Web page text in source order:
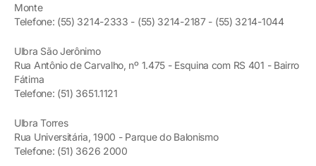
Monte
Telefone: (55) 3214-2333 - (55) 3214-2187 - (55) 3214-1044
Ulbra São Jerônimo
Rua Antônio de Carvalho, nº 1.475 - Esquina com RS 401 - Bairro
Fátima
Telefone: (51) 3651.1121
Ulbra Torres
Rua Universitária, 1900 - Parque do Balonismo
Telefone: (51) 3626 2000